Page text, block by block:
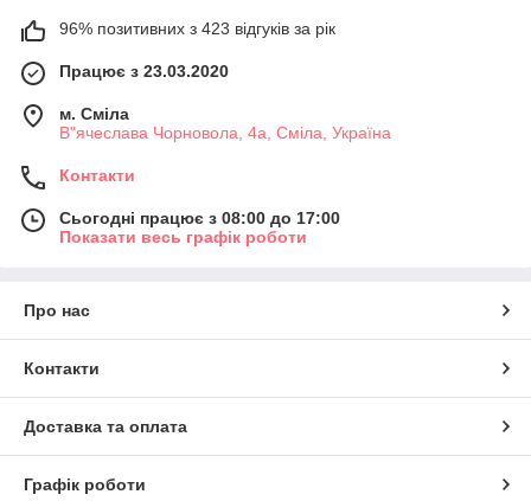
96% позитивних з 423 відгуків за рік
Працює з 23.03.2020
м. Сміла
В"ячеслава Чорновола, 4а, Сміла, Україна
Контакти
Сьогодні працює з 08:00 до 17:00
Показати весь графік роботи
Про нас
Контакти
Доставка та оплата
Графік роботи